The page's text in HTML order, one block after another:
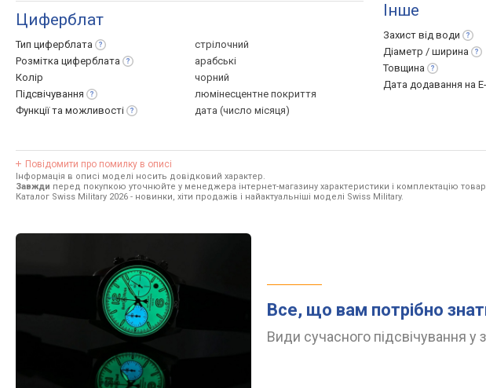
Циферблат
Тип циферблата
стрілочний
Розмітка циферблата
арабські
Колір
чорний
Підсвічування
люмінесцентне покриття
Функції та можливості дата (число місяця)
Інше
Захист від води
Діаметр / ширина
Товщина
Дата додавання на
Повідомити про помилку в описі
Інформація в описі моделі носить довідковий характер.
Завжди перед покупкою уточнюйте у менеджера інтернет-магазину характеристики і комплектацію
Каталог Swiss Military 2026 - новинки, хіти продажів і найактуальніші моделі Swiss Military.
Все, що вам потрібно
Види сучасного підсвічування у